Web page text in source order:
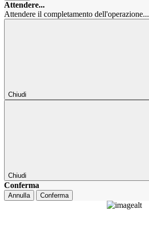
Attendere...
Attendere il completamento dell'operazione...
Chiudi
Chiudi
Conferma
Annulla Conferma